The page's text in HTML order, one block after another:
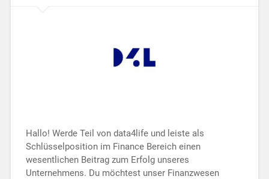
Hallo! Werde Teil von data4life und leiste als
Schlüsselposition im Finance Bereich einen
wesentlichen Beitrag zum Erfolg unseres
Unternehmens. Du möchtest unser Finanzwesen